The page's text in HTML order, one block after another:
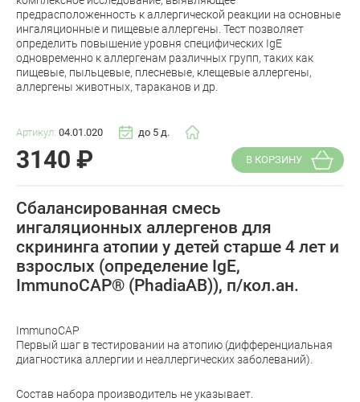
предрасположенность к аллергической реакции на основные
ингаляционные и пищевые аллергены. Тест позволяет
определить повышение уровня специфических IgE
одновременно к аллергенам различных групп, таких как
пищевые, пыльцевые, плесневые, клещевые аллергены,
аллергены животных, тараканов и др.
Артикул: 04.01.020 до 5 д.
3140 ₽ В КОРЗИНУ
Сбалансированная смесь
ингаляционных аллергенов для
скрининга атопии у детей старше 4 лет и
взрослых (определение IgE,
ImmunoCAP® (PhadiaAB)), п/кол.ан.
ImmunoCAP
Первый шаг в тестировании на атопию (дифференциальная
диагностика аллергии и неаллергических заболеваний).
Состав набора производитель не указывает.